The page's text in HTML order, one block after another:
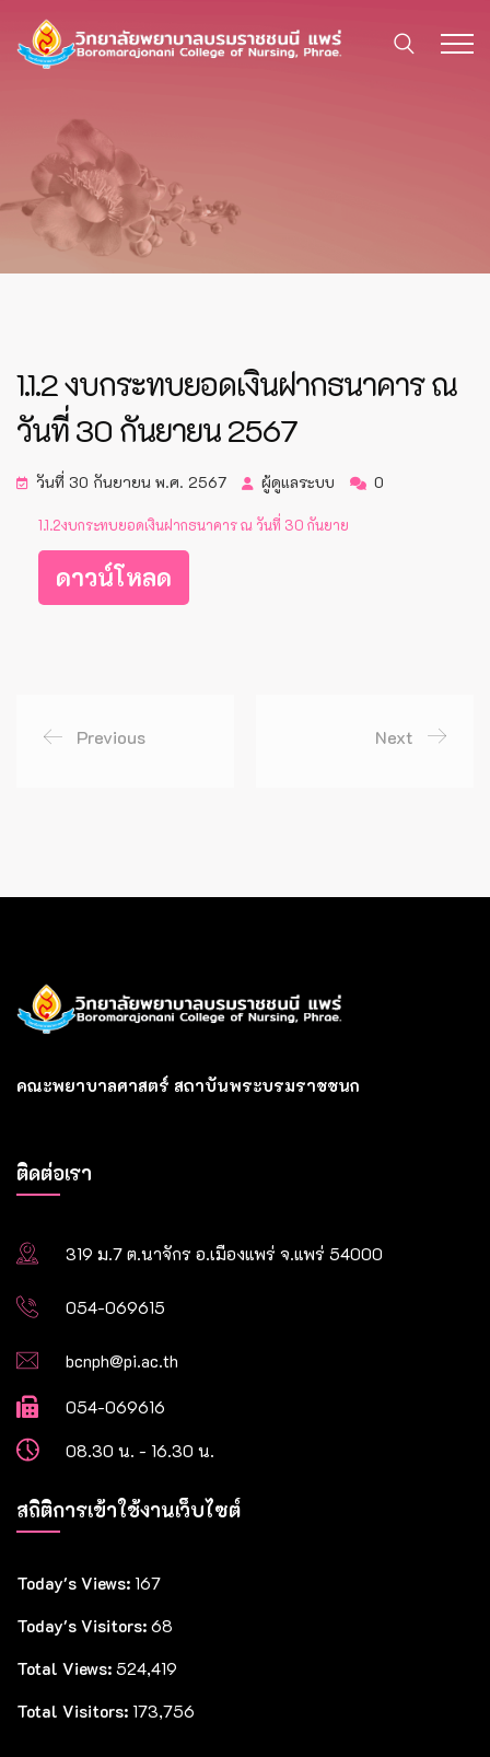
1.1.2 งบกระทบยอดเงินฝากธนาคาร ณ
วันที่ 30 กันยายน 2567
วันที่ 30 กันยายน พ.ศ. 2567 ผู้ดูแลระบบ 0
1.1.2งบกระทบยอดเงินฝากธนาคาร ณ วันที่ 30 กันยาย
ดาวน์โหลด
Previous Next
คณะพยาบาลศาสตร์ สถาบันพระบรมราชชนก
ติดต่อเรา
319 ม.7 ต.นาจักร อ.เมืองแพร่ จ.แพร่ 54000
054-069615
bcnph@pi.ac.th
054-069616
08.30 น. - 16.30 น.
สถิติการเข้าใช้งานเว็บไซต์
Today's Views: 167
Today's Visitors: 68
Total Views: 524,419
Total Visitors: 173,756